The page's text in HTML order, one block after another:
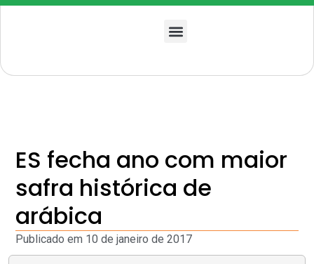
ES fecha ano com maior
safra histórica de
arábica
Publicado em 10 de janeiro de 2017